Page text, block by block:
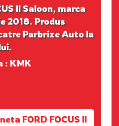
II Saloon, marca
2018. Produs
Parbrize Auto la
: KMK
FORD FOCUS II